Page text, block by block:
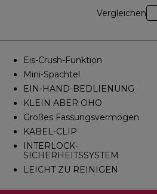
Vergleichen
Eis-Crush-Funktion
Mini-Spachtel
EIN-HAND-BEDLIENUNG
KLEIN ABER OHO
Großes Fassungsvermögen
KABEL-CLIP
INTERLOCK-
SICHERHEITSSYSTEM
LEICHT ZU REINIGEN